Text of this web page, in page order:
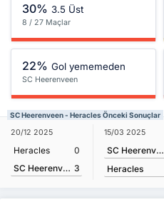
30% 3.5 Üst
8 / 27 Maçlar
22% Gol yememeden
SC Heerenveen
SC Heerenveen - Heracles Önceki Sonuçlar
20/12 2025
Heracles
0
SC Heerenveen 3
15/03 2025
SC Heerenveen
Heracles